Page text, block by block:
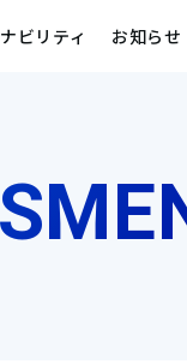
ビリティ お知らせ